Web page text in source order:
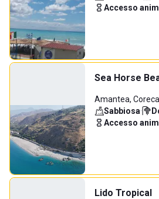
Accesso
Sea Horse
Amantea, Coreca
Sabbiosa·
Accesso
Lido Tropical